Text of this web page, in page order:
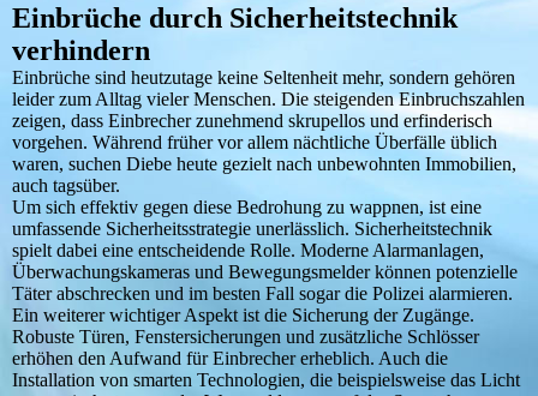
Einbrüche durch Sicherheitstechnik
verhindern
Einbrüche sind heutzutage keine Seltenheit mehr, sondern gehören
leider zum Alltag vieler Menschen. Die steigenden Einbruchszahlen
zeigen, dass Einbrecher zunehmend skrupellos und erfinderisch
vorgehen. Während früher vor allem nächtliche Überfälle üblich
waren, suchen Diebe heute gezielt nach unbewohnten Immobilien,
auch tagsüber.
Um sich effektiv gegen diese Bedrohung zu wappnen, ist eine
umfassende Sicherheitsstrategie unerlässlich. Sicherheitstechnik
spielt dabei eine entscheidende Rolle. Moderne Alarmanlagen,
Überwachungskameras und Bewegungsmelder können potenzielle
Täter abschrecken und im besten Fall sogar die Polizei alarmieren.
Ein weiterer wichtiger Aspekt ist die Sicherung der Zugänge.
Robuste Türen, Fenstersicherungen und zusätzliche Schlösser
erhöhen den Aufwand für Einbrecher erheblich. Auch die
Installation von smarten Technologien, die beispielsweise das Licht